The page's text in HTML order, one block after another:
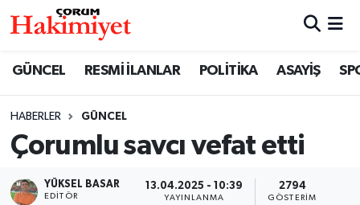
GÜNCEL RESMİ İLANLAR POLİTİKA ASAYİŞ
HABERLER GÜNCEL
Çorumlu savcı vefat etti
YÜKSEL BASAR
EDITÖR
13.04.2025 - 10:39
YAYINLANMA
2794
GÖSTERIM
SAĞLIK
ASAYİŞ
Nöbetçi Eczaneler
Çorum Namaz Vakitleri
Trafik Durumu